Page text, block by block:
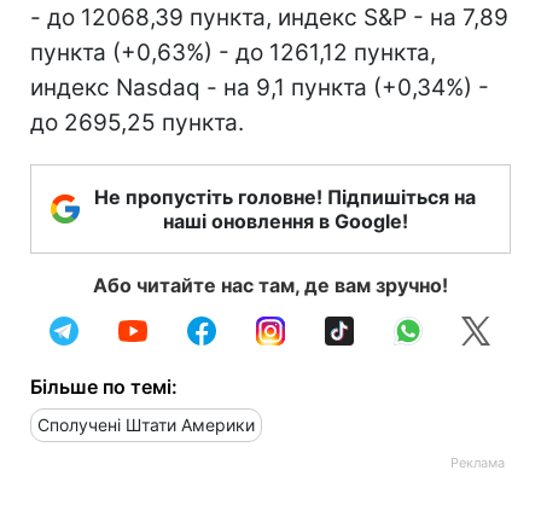
- до 12068,39 пункта, индекс S&P - на 7,89
пункта (+0,63%) - до 1261,12 пункта,
индекс Nasdaq - на 9,1 пункта (+0,34%) -
до 2695,25 пункта.
Не пропустіть головне! Підпишіться на
наші оновлення в Google!
Або читайте нас там, де вам зручно!
Більше по темі:
Сполучені Штати Америки